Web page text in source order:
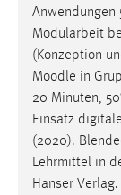
Anwendungen
Modularbeit
(Konzeption
Moodle in
20 Minuten,
Einsatz
(2020).
Lehrmittel in
Hanser